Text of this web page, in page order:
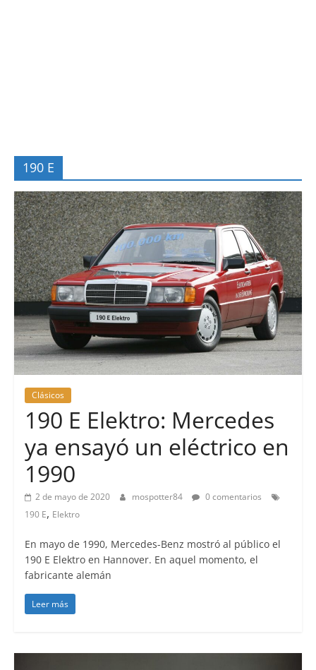
190 E
Clásicos
190 E Elektro: Mercedes
ya ensayó un eléctrico en
1990
2 de mayo de 2020 mospotter84
0 comentarios
190 E, Elektro
En mayo de 1990, Mercedes-Benz mostró al público el
190 E Elektro en Hannover. En aquel momento, el
fabricante alemán
Leer más